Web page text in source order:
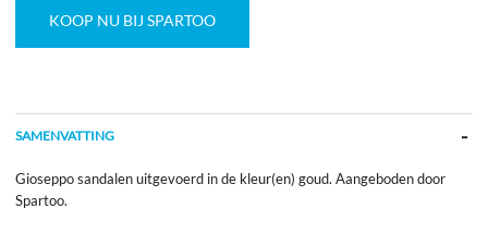
KOOP NU BIJ SPARTOO
SAMENVATTING
Gioseppo sandalen uitgevoerd in de kleur(en) goud. Aangeboden door
Spartoo.